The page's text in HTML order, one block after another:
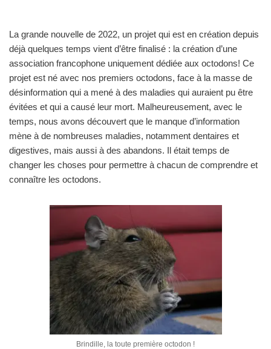
La grande nouvelle de 2022, un projet qui est en création depuis
déjà quelques temps vient d’être finalisé : la création d’une
association francophone uniquement dédiée aux octodons! Ce
projet est né avec nos premiers octodons, face à la masse de
désinformation qui a mené à des maladies qui auraient pu être
évitées et qui a causé leur mort. Malheureusement, avec le
temps, nous avons découvert que le manque d’information
mène à de nombreuses maladies, notamment dentaires et
digestives, mais aussi à des abandons. Il était temps de
changer les choses pour permettre à chacun de comprendre et
connaître les octodons.
Brindille, la toute première octodon !